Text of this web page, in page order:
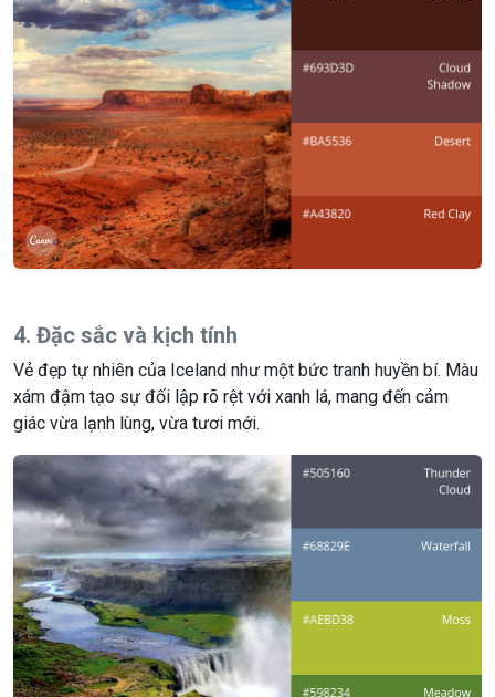
4. Đặc sắc và kịch tính
Vẻ đẹp tự nhiên của Iceland như một bức tranh huyền bí. Màu
xám đậm tạo sự đối lập rõ rệt với xanh lá, mang đến cảm
giác vừa lạnh lùng, vừa tươi mới.